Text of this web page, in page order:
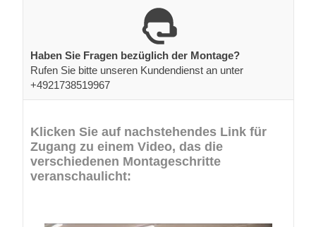
Haben Sie Fragen bezüglich der Montage?
Rufen Sie bitte unseren Kundendienst an unter
+4921738519967
Klicken Sie auf nachstehendes Link für
Zugang zu einem Video, das die
verschiedenen Montageschritte
veranschaulicht: